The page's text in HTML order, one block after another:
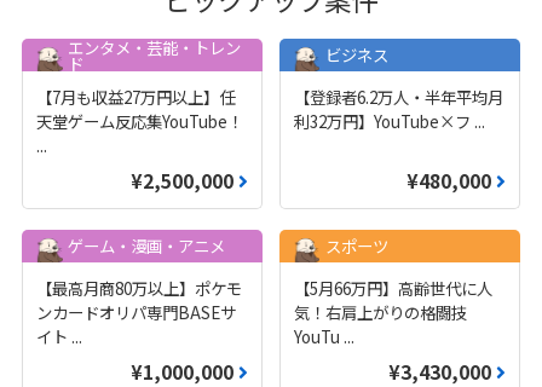
エンタメ・芸能・トレン
ド
【7月も収益27万円以上】任
天堂ゲーム反応集YouTube！
...
¥2,500,000
ビジネス
【登録者6.2万人・半年平均月
利32万円】YouTube×フ ...
¥480,000
ゲーム・漫画・アニメ
【最高月商80万以上】ポケモ
ンカードオリパ専門BASEサ
イト ...
¥1,000,000
スポーツ
【5月66万円】高齢世代に人
気！右肩上がりの格闘技
YouTu ...
¥3,430,000